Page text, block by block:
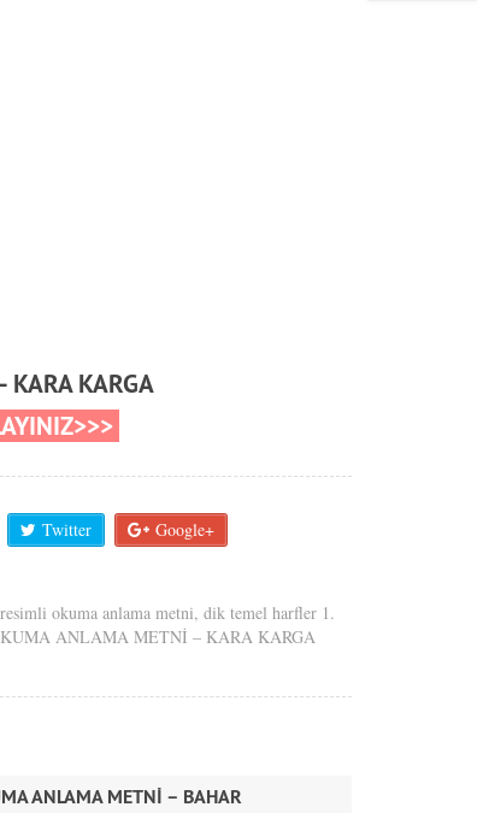
KARA KARGA
Twitter Google+
resimli okuma anlama metni,dik temel harfler 1.
ANLAMA METNİ – KARA KARGA
ANLAMA METNİ – BAHAR